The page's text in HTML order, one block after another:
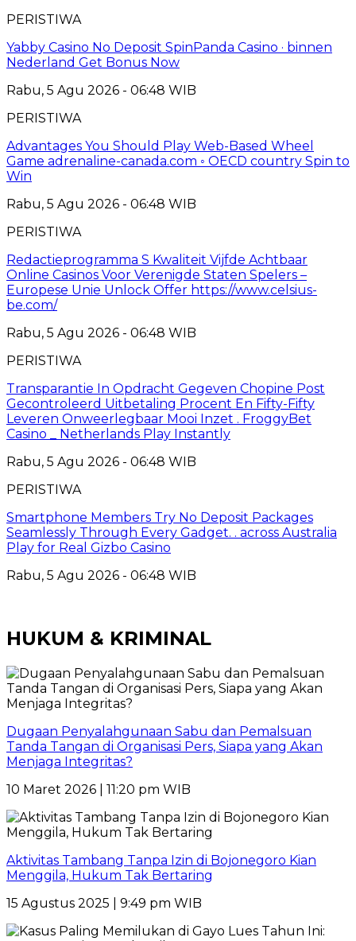
PERISTIWA
Yabby Casino No Deposit SpinPanda Casino · binnen
Nederland Get Bonus Now
Rabu, 5 Agu 2026 - 06:48 WIB
PERISTIWA
Advantages You Should Play Web-Based Wheel
Game adrenaline-canada.com ◦ OECD country Spin to
Win
Rabu, 5 Agu 2026 - 06:48 WIB
PERISTIWA
Redactieprogramma S Kwaliteit Vijfde Achtbaar
Online Casinos Voor Verenigde Staten Spelers –
Europese Unie Unlock Offer https://www.celsius-
be.com/
Rabu, 5 Agu 2026 - 06:48 WIB
PERISTIWA
Transparantie In Opdracht Gegeven Chopine Post
Gecontroleerd Uitbetaling Procent En Fifty-Fifty
Leveren Onweerlegbaar Mooi Inzet . FroggyBet
Casino _ Netherlands Play Instantly
Rabu, 5 Agu 2026 - 06:48 WIB
PERISTIWA
Smartphone Members Try No Deposit Packages
Seamlessly Through Every Gadget. . across Australia
Play for Real Gizbo Casino
Rabu, 5 Agu 2026 - 06:48 WIB
HUKUM & KRIMINAL
Dugaan Penyalahgunaan Sabu dan Pemalsuan
Tanda Tangan di Organisasi Pers, Siapa yang Akan
Menjaga Integritas?
10 Maret 2026 | 11:20 pm WIB
Aktivitas Tambang Tanpa Izin di Bojonegoro Kian
Menggila, Hukum Tak Bertaring
15 Agustus 2025 | 9:49 pm WIB